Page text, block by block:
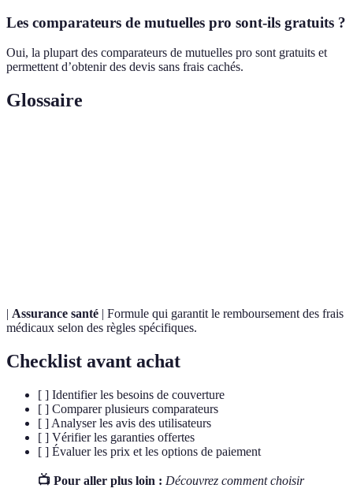
Les comparateurs de mutuelles pro sont-ils gratuits ?
Oui, la plupart des comparateurs de mutuelles pro sont gratuits et
permettent d’obtenir des devis sans frais cachés.
Glossaire
| Assurance santé | Formule qui garantit le remboursement des frais
médicaux selon des règles spécifiques.
Checklist avant achat
[ ] Identifier les besoins de couverture
[ ] Comparer plusieurs comparateurs
[ ] Analyser les avis des utilisateurs
[ ] Vérifier les garanties offertes
[ ] Évaluer les prix et les options de paiement
📺 Pour aller plus loin : Découvrez comment choisir